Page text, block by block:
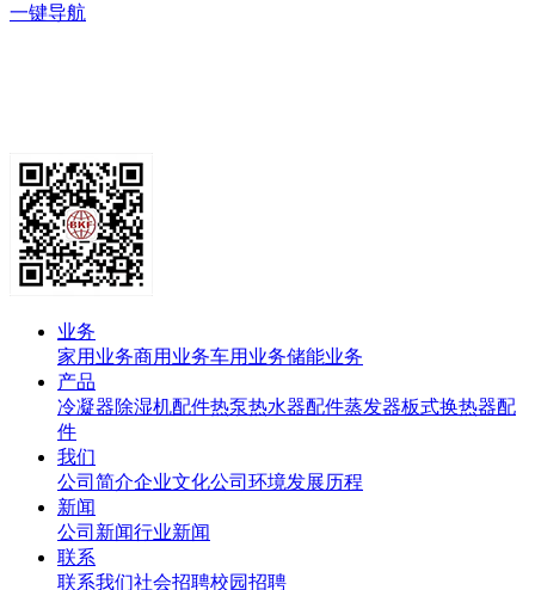
一键导航
业务
家用业务商用业务车用业务储能业务
产品
冷凝器除湿机配件热泵热水器配件蒸发器板式换热器配
件
我们
公司简介企业文化公司环境发展历程
新闻
公司新闻行业新闻
联系
联系我们社会招聘校园招聘